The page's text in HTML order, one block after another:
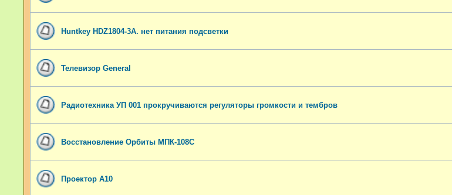
Huntkey HDZ1804-3A. нет питания подсветки
Телевизор General
Радиотехника УП 001 прокручиваются регуляторы громкости и тембров
Восстановление Орбиты МПК-108С
Проектор A10